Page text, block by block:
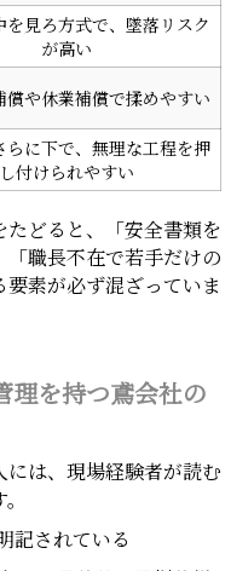
を見ろ方式で、墜落リスク
が高い
償や休業補償で揉めやすい
らに下で、無理な工程を押
し付けられやすい
どると、「安全書類を
職長不在で若手だけの
素が必ず混ざっていま
理を持つ鳶会社の
には、現場経験者が読む
記されている